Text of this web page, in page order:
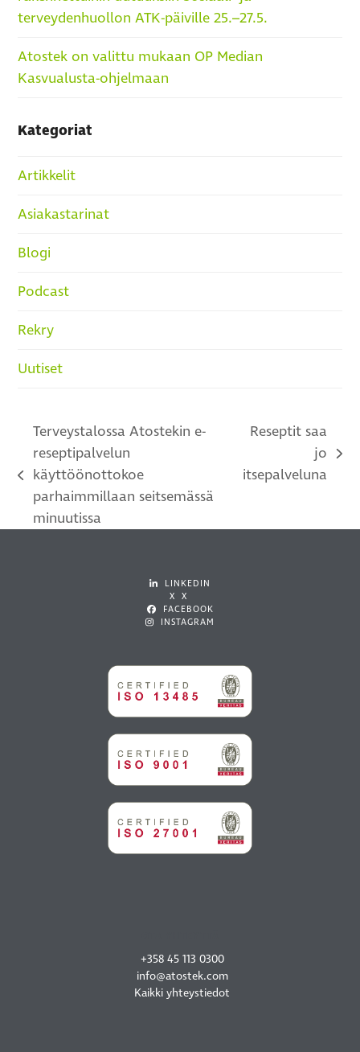
terveydenhuollon ATK-päiville 25.–27.5.
Atostek on valittu mukaan OP Median
Kasvualusta-ohjelmaan
Kategoriat
Artikkelit
Asiakastarinat
Blogi
Podcast
Rekry
Uutiset
previous
post:
Terveystalossa Atostekin e-
reseptipalvelun
käyttöönottokoe
parhaimmillaan seitsemässä
minuutissa
post:
Reseptit saa
jo
itsepalveluna
LINKEDIN
X X
FACEBOOK
INSTAGRAM
+358 45 113 0300
info@atostek.com
Kaikki yhteystiedot